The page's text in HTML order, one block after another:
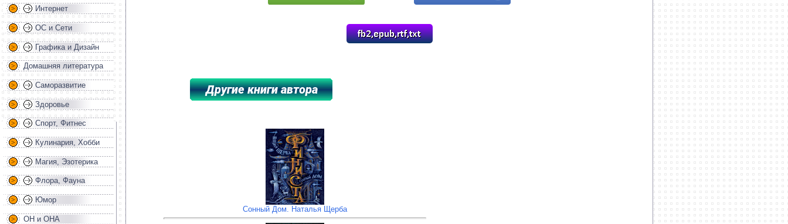
Интернет
ОС и Сети
Графика и Дизайн
Домашняя литература
Саморазвитие
Здоровье
Спорт, Фитнес
Кулинария, Хобби
Магия, Эзотерика
Флора, Фауна
Юмор
ОН и ОНА
Сонный Дом. Наталья Щерба